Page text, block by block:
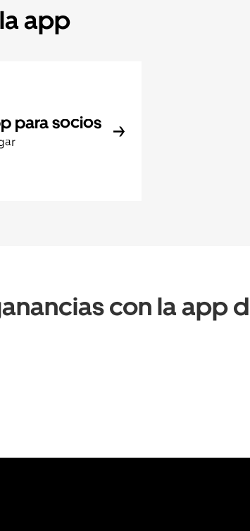
app
para socios
con la app